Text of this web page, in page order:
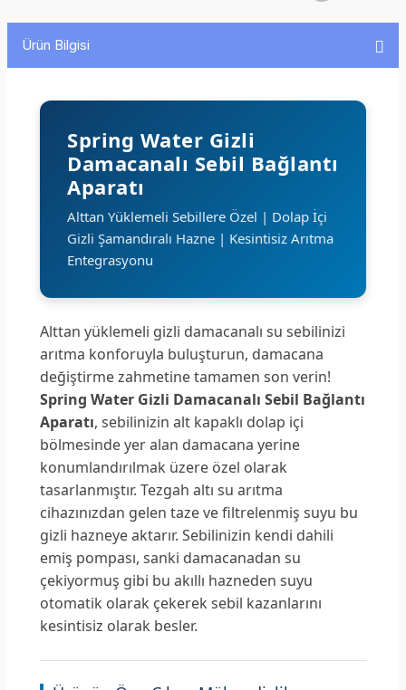
Ürün Bilgisi
Spring Water Gizli
Damacanalı Sebil Bağlantı
Aparatı
Alttan Yüklemeli Sebillere Özel | Dolap İçi
Gizli Şamandıralı Hazne | Kesintisiz Arıtma
Entegrasyonu
Alttan yüklemeli gizli damacanalı su sebilinizi
arıtma konforuyla buluşturun, damacana
değiştirme zahmetine tamamen son verin!
Spring Water Gizli Damacanalı Sebil Bağlantı
Aparatı, sebilinizin alt kapaklı dolap içi
bölmesinde yer alan damacana yerine
konumlandırılmak üzere özel olarak
tasarlanmıştır. Tezgah altı su arıtma
cihazınızdan gelen taze ve filtrelenmiş suyu bu
gizli hazneye aktarır. Sebilinizin kendi dahili
emiş pompası, sanki damacanadan su
çekiyormuş gibi bu akıllı hazneden suyu
otomatik olarak çekerek sebil kazanlarını
kesintisiz olarak besler.